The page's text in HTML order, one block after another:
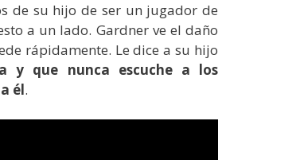
de su hijo de ser un jugador de
a un lado. Gardner ve el daño
rápidamente. Le dice a su hijo
y que nunca escuche a los
él.